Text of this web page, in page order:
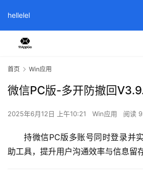
首页 Win应用
微信PC版-多开防撤回
2025年6月12日 上午10:21 Win应用 阅读
持微信PC版多账号同时登录并
助工具，提升用户沟通效率与信息留
hellelel